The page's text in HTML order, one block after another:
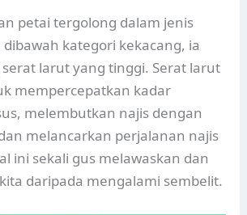
petai tergolong dalam jenis
kategori kekacang, ia
larut yang tinggi. Serat larut
mempercepatkan kadar
melembutkan najis dengan
melancarkan perjalanan najis
ini sekali gus melawaskan dan
daripada mengalami sembelit.